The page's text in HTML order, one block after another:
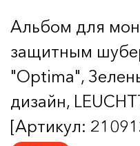
Альбом для
защитным
"Optima",
дизайн,
[Артикул: